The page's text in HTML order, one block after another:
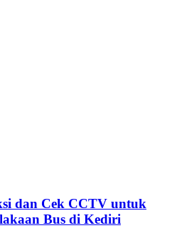
dan Cek CCTV untuk
Bus di Kediri